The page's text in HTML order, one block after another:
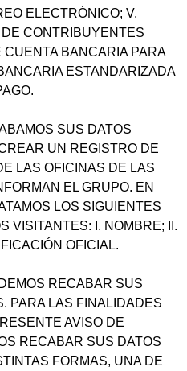
ELECTRÓNICO; V.
CONTRIBUYENTES
CUENTA BANCARIA PARA
ESTANDARIZADA
SUS DATOS
UN REGISTRO DE
LAS OFICINAS DE LAS
EL GRUPO. EN
LOS SIGUIENTES
VISITANTES: I. NOMBRE; II.
OFICIAL.
RECABAR SUS
PARA LAS FINALIDADES
AVISO DE
RECABAR SUS DATOS
FORMAS, UNA DE